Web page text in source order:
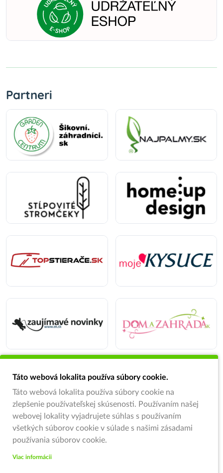
Partneri
Táto webová lokalita používa súbory cookie.
Táto webová lokalita používa súbory cookie na
zlepšenie používateľskej skúsenosti. Používaním našej
webovej lokality vyjadrujete súhlas s používaním
všetkých súborov cookie v súlade s našimi zásadami
používania súborov cookie.
Viac informácii